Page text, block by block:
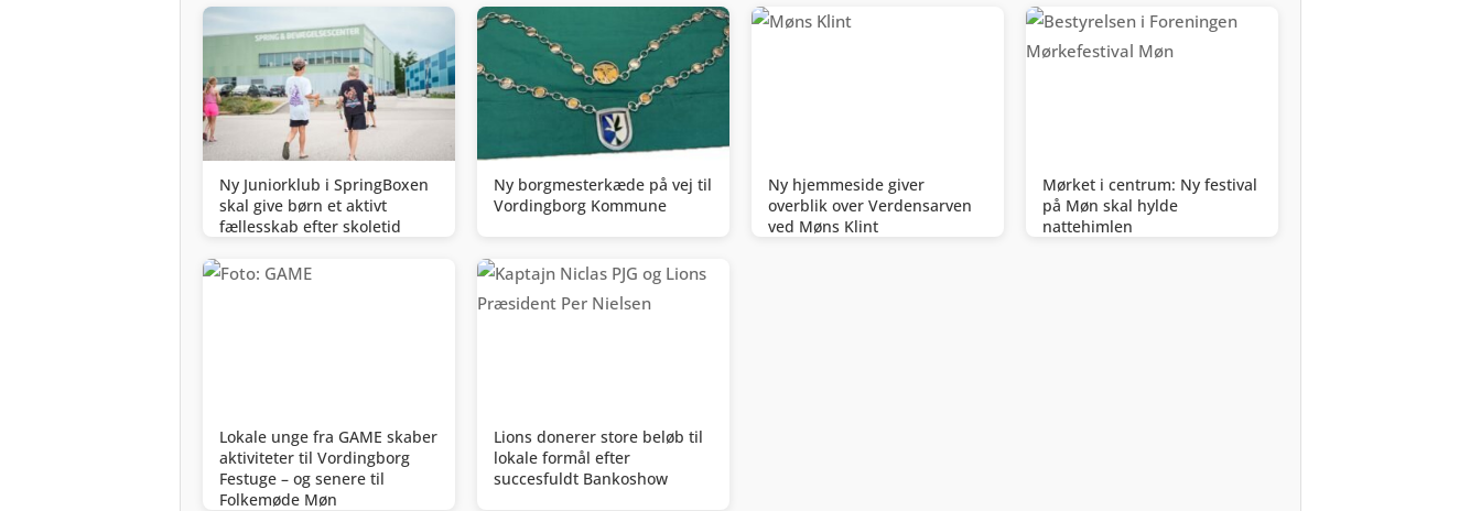
Ny Juniorklub i SpringBoxen
skal give børn et aktivt
fællesskab efter skoletid
Ny borgmesterkæde på vej til
Vordingborg Kommune
Ny hjemmeside giver
overblik over Verdensarven
ved Møns Klint
Mørket i centrum: Ny festival
på Møn skal hylde
nattehimlen
Lokale unge fra GAME skaber
aktiviteter til Vordingborg
Festuge – og senere til
Folkemøde Møn
Lions donerer store beløb til
lokale formål efter
succesfuldt Bankoshow